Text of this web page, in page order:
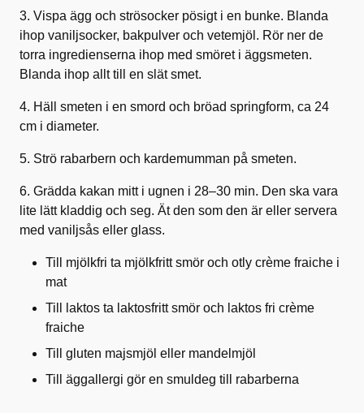
3. Vispa ägg och strösocker pösigt i en bunke. Blanda
ihop vaniljsocker, bakpulver och vetemjöl. Rör ner de
torra ingredienserna ihop med smöret i äggsmeten.
Blanda ihop allt till en slät smet.
4. Häll smeten i en smord och bröad springform, ca 24
cm i diameter.
5. Strö rabarbern och kardemumman på smeten.
6. Grädda kakan mitt i ugnen i 28–30 min. Den ska vara
lite lätt kladdig och seg. Ät den som den är eller servera
med vaniljsås eller glass.
Till mjölkfri ta mjölkfritt smör och otly crème fraiche i
mat
Till laktos ta laktosfritt smör och laktos fri crème
fraiche
Till gluten majsmjöl eller mandelmjöl
Till äggallergi gör en smuldeg till rabarberna